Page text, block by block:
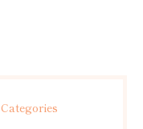
Categories